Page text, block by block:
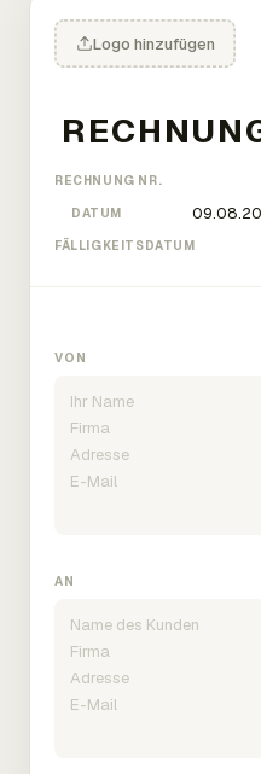
Logo hinzufügen
RECHNUNG NR.
DATUM
FÄLLIGKEITSDATUM
VON
AN